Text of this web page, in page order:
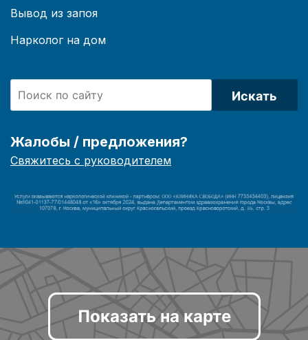
Вывод из запоя
Нарколог на дом
Искать
Жалобы / предложения?
Свяжитесь с руководителем
Показать на карте